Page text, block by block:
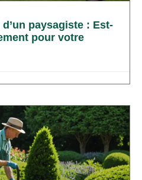
paysagiste : Est-
pour votre